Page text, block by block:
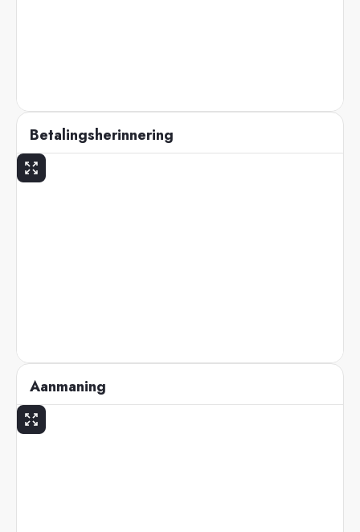
Betalingsherinnering
Aanmaning